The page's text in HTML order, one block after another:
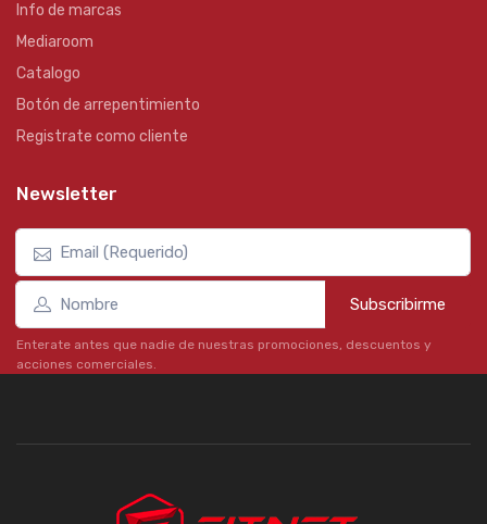
Info de marcas
Mediaroom
Catalogo
Botón de arrepentimiento
Registrate como cliente
Newsletter
Subscribirme
Enterate antes que nadie de nuestras promociones, descuentos y
acciones comerciales.